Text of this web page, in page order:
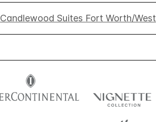
Candlewood Suites Fort Worth/West